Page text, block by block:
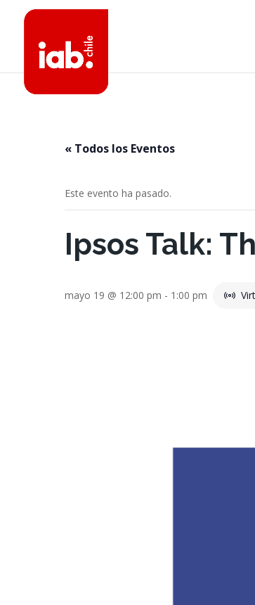
« Todos los Eventos
Este evento ha pasado.
Ipsos Talk:
mayo 19 @ 12:00 pm - 1:00 pm